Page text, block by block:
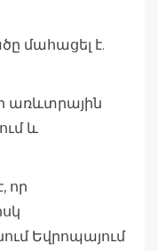
մահացել է.
առևտրային
և
որ
Եվրոպայում